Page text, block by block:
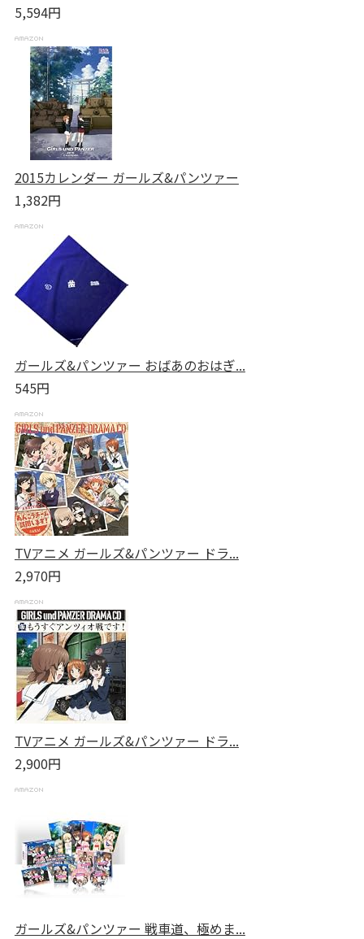
5,594円
2015カレンダー ガールズ&パンツァー
1,382円
ガールズ&パンツァー おばあのおはぎ...
545円
TVアニメ ガールズ&パンツァー ドラ...
2,970円
TVアニメ ガールズ&パンツァー ドラ...
2,900円
ガールズ&パンツァー 戦車道、極めま...